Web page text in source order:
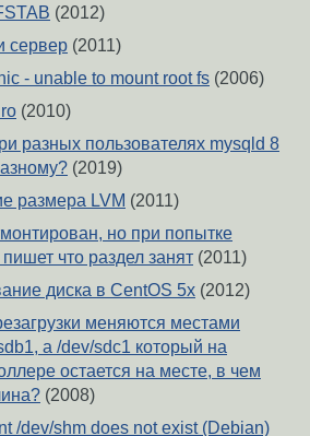
(2012)
сервер (2011)
- unable to mount root fs (2006)
(2010)
разных пользователях mysqld 8
(2019)
размера LVM (2011)
но при попытке
что раздел занят (2011)
диска в CentOS 5x (2012)
меняются местами
а /dev/sdc1 который на
остается на месте, в чем
(2008)
/dev/shm does not exist (Debian)